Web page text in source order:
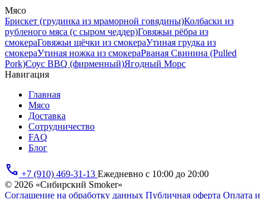
Мясо
Брискет (грудинка из мраморной говядины)Колбаски из
рубленого мяса (с сыром чеддер)Говяжьи рёбра из
смокераГовяжьи щёчки из смокераУтиная грудка из
смокераУтиная ножка из смокераРваная Свинина (Pulled
Pork)Соус BBQ (фирменный)Ягодный Морс
Навигация
Главная
Мясо
Доставка
Сотрудничество
FAQ
Блог
phone +7 (910) 469-31-13 Ежедневно с 10:00 до 20:00
© 2026 «Сибирский Smoker»
Соглашение на обработку данных Публичная оферта Оплата и